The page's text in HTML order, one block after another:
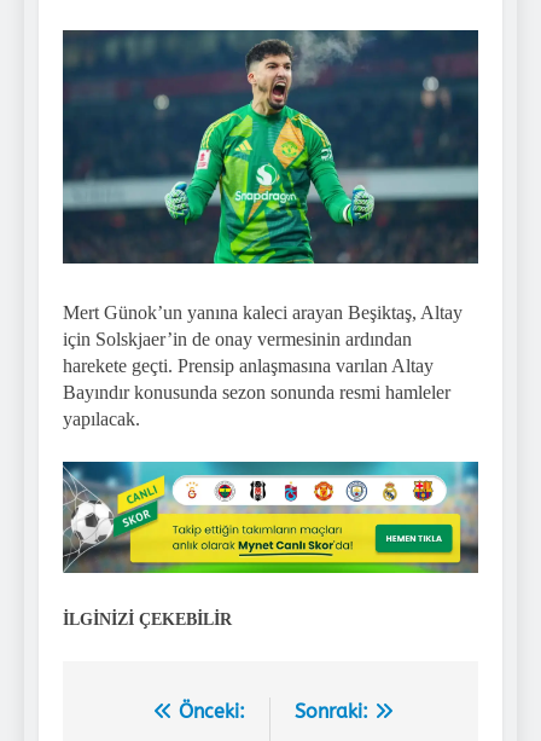
Mert Günok’un yanına kaleci arayan Beşiktaş, Altay
için Solskjaer’in de onay vermesinin ardından
harekete geçti. Prensip anlaşmasına varılan Altay
Bayındır konusunda sezon sonunda resmi hamleler
yapılacak.
İLGİNİZİ ÇEKEBİLİR
Önceki:
Sonraki: